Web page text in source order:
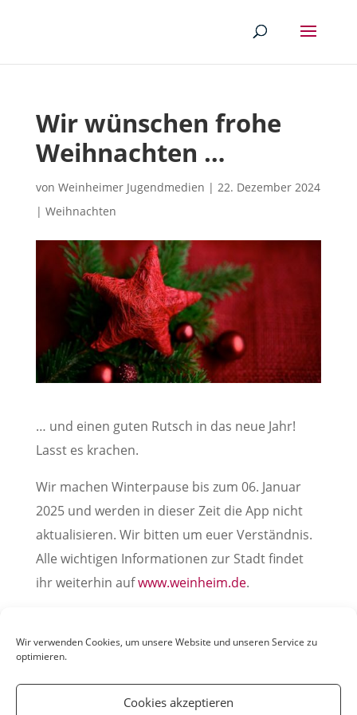
Wir verwenden Cookies, um unsere Website und unseren Service zu
optimieren.
Cookies akzeptieren
Wir wünschen frohe
Weihnachten …
von Weinheimer Jugendmedien | 22. Dezember 2024
| Weihnachten
… und einen guten Rutsch in das neue Jahr!
Lasst es krachen.
Wir machen Winterpause bis zum 06. Januar
2025 und werden in dieser Zeit die App nicht
aktualisieren. Wir bitten um euer Verständnis.
Alle wichtigen Informationen zur Stadt findet
ihr weiterhin aufwww.weinheim.de.
wünscht das Team von YOUmatter